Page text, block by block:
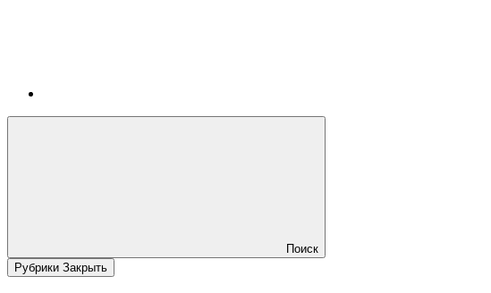
Поиск
Рубрики Закрыть